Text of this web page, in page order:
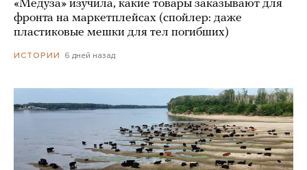
«Медуза» изучила, какие товары заказывают для
фронта на маркетплейсах (спойлер: даже
пластиковые мешки для тел погибших)
ИСТОРИИ 6 дней назад